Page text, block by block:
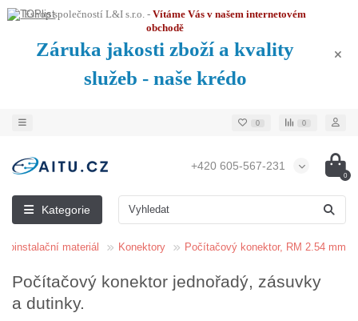
Eshop společností L&I s.r.o. - Vítáme Vás v našem internetovém
obchodě
Záruka jakosti zboží a kvality
služeb - naše krédo
0 0
+420 605-567-231
0
Kategorie
materiál Konektory Počítačový konektor, RM 2.54 mm
Počítačový konektor jednořadý, zásuvky
a dutinky.